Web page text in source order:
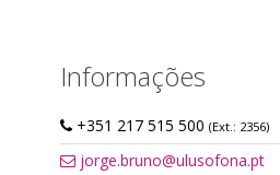
Informações
+351 217 515 500 (Ext.: 2356)
jorge.bruno@ulusofona.pt